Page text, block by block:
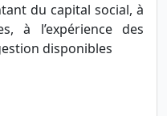
du capital social, à
à l’expérience des
disponibles